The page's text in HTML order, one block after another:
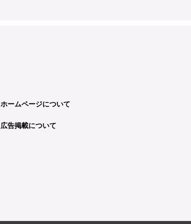
ホームページについて
広告掲載について